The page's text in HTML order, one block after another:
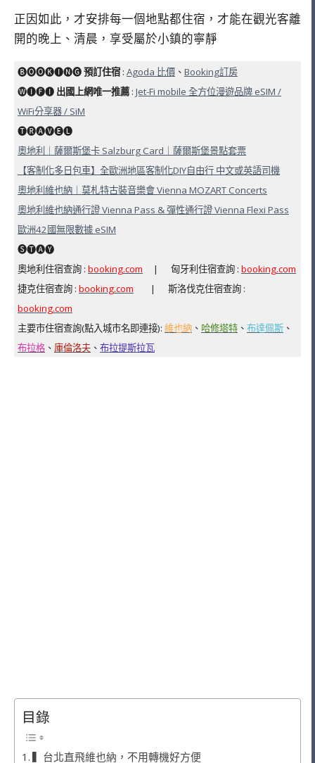
正因如此，才安排每一個地點都住宿，才能在觀光客離
開的晚上、清晨，享受屬於小鎮的寧靜
🅑🅞🅞🅚🅘🅝🅖預訂住宿 : Agoda 比價 、 Booking訂房
🅦🅘🅕🅘 出國上網唯一推薦 : Jet-Fi mobile 全方位漫遊品牌 eSIM /
WiFi分享器 / SiM
🅣🅡🅐🅥🅔🅛
奧地利｜薩爾斯堡卡 Salzburg Card｜薩爾斯堡景點套票
【客制化多日包車】全歐洲地區客制化DIY自由行 中文或英語司機
奧地利維也納｜莫札特古裝音樂會 Vienna MOZART Concerts
奧地利維也納通行證 Vienna Pass & 彈性通行證 Vienna Flexi Pass
歐洲42國無限數據 eSIM
🅢🅣🅐🅨
奧地利住宿查詢 : booking.com | 匈牙利住宿查詢 : booking.com
捷克住宿查詢 : booking.com | 斯洛伐克住宿查詢 :
booking.com
主要市住宿查詢(點入城市名即連接): 維也納 、 哈修塔特 、 布達佩斯 、
布拉格 、 庫倫洛夫 、 布拉提斯拉瓦
目錄
▍台北直飛維也納，不用轉機好方便